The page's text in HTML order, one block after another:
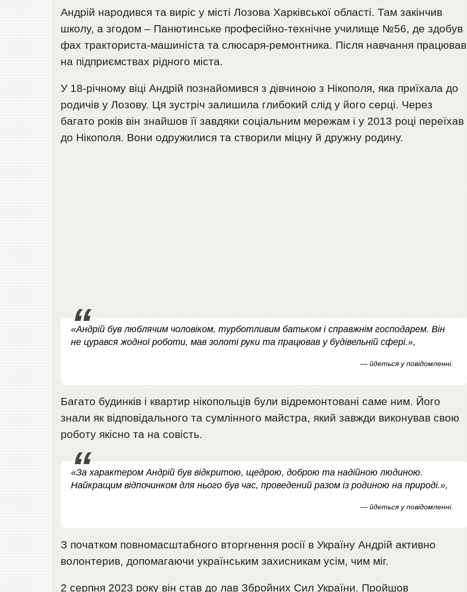
Андрій народився та виріс у місті Лозова Харківської області. Там закінчив
школу, а згодом – Панютинське професійно-технічне училище №56, де здобув
фах тракториста-машиніста та слюсаря-ремонтника. Після навчання працював
на підприємствах рідного міста.
У 18-річному віці Андрій познайомився з дівчиною з Нікополя, яка приїхала до
родичів у Лозову. Ця зустріч залишила глибокий слід у його серці. Через
багато років він знайшов її завдяки соціальним мережам і у 2013 році переїхав
до Нікополя. Вони одружилися та створили міцну й дружну родину.
«Андрій був люблячим чоловіком, турботливим батьком і справжнім господарем. Він
не цурався жодної роботи, мав золоті руки та працював у будівельній сфері.»,
— йдеться у повідомленні.
Багато будинків і квартир нікопольців були відремонтовані саме ним. Його
знали як відповідального та сумлінного майстра, який завжди виконував свою
роботу якісно та на совість.
«За характером Андрій був відкритою, щедрою, доброю та надійною людиною.
Найкращим відпочинком для нього був час, проведений разом із родиною на природі.»,
— йдеться у повідомленні.
З початком повномасштабного вторгнення росії в Україну Андрій активно
волонтерив, допомагаючи українським захисникам усім, чим міг.
2 серпня 2023 року він став до лав Збройних Сил України. Пройшов